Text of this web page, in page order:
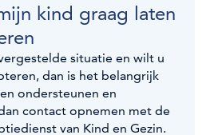
kind graag laten
situatie en wilt u
dan is het belangrijk
ondersteunen en
contact opnemen met de
van Kind en Gezin.